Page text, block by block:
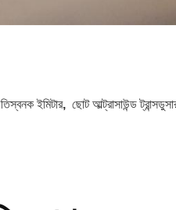
ইমিটার, ছোট আল্ট্রাসাউন্ড